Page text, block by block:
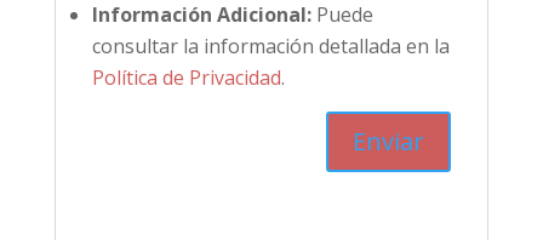
Información Adicional:Puede
consultar la información detallada en la
Política de Privacidad.